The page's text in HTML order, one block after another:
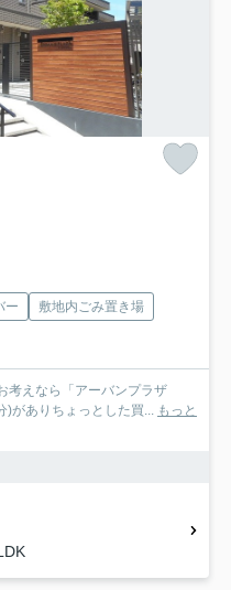
ー
敷地内ごみ置き場
考えなら「アーバンプラザ
)がありちょっとした買... もっと